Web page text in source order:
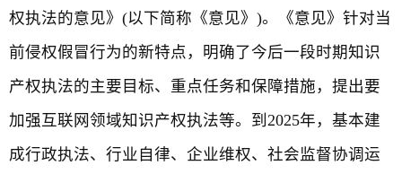
权执法的意见》(以下简称《意见》)。《意见》针对当
前侵权假冒行为的新特点，明确了今后一段时期知识
产权执法的主要目标、重点任务和保障措施，提出要
加强互联网领域知识产权执法等。到2025年，基本建
成行政执法、行业自律、企业维权、社会监督协调运